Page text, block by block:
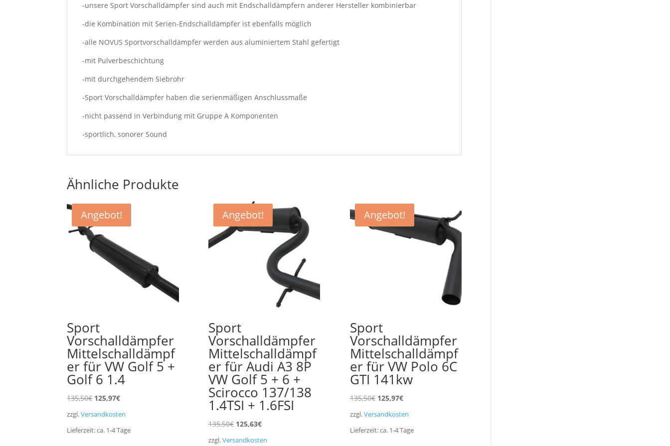
-unsere Sport Vorschalldämpfer sind auch mit Endschalldämpfern anderer Hersteller kombinierbar
-die Kombination mit Serien-Endschalldämpfer ist ebenfalls möglich
-alle NOVUS Sportvorschalldämpfer werden aus aluminiertem Stahl gefertigt
-mit Pulverbeschichtung
-mit durchgehendem Siebrohr
-Sport Vorschalldämpfer haben die serienmäßigen Anschlussmaße
-nicht passend in Verbindung mit Gruppe A Komponenten
-sportlich, sonorer Sound
Ähnliche Produkte
Angebot!
Sport
Vorschalldämpfer
Mittelschalldämpf
er für VW Golf 5 +
Golf 6 1.4
135,50€ Ursprünglicher
135,50€
125,97€Aktueller
125,97€.
zzgl.Versandkosten
Lieferzeit:ca. 1-4Tage
Angebot!
Sport
Vorschalldämpfer
Mittelschalldämpf
er für Audi A3 8P
VW Golf 5 + 6 +
Scirocco 137/138
1.4TSI + 1.6FSI
135,50€ Ursprünglicher
125,63€Aktueller
zzgl.Versandkosten
Angebot!
Sport
Vorschalldämpfer
Mittelschalldämpf
er für VW Polo 6C
GTI 141kw
135,50€ Ursprünglicher
135,50€
125,97€Aktueller
125,97€.
zzgl.Versandkosten
Lieferzeit:ca. 1-4Tage